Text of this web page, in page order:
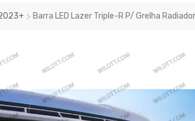
Barra LED Lazer Triple-R P/ Grelha